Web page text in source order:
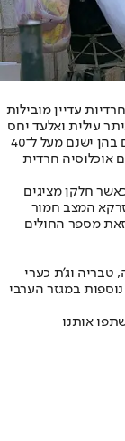
עדיין מובילות
עילית ואלעד יחס
ההדבקה השבועי עומד על פי 2 ומעלה, ומבין הערים בהן ישנם מעל ל־40
אוכלוסיה חרדית
חלקן מציגים
המצב חמור
מספר החולים
טבריה וג'ת כערי
במגזר הערבי
אותנו